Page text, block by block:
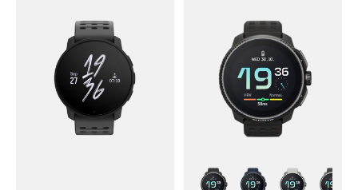
チAMOLEDディスプレ
イ
進化したオフラインマ
ップとナビゲーション
機能
最大65時...
より薄く、軽量化され
たデザイン
高度なトレーニング機
能と日常のアクティビ
ティ...